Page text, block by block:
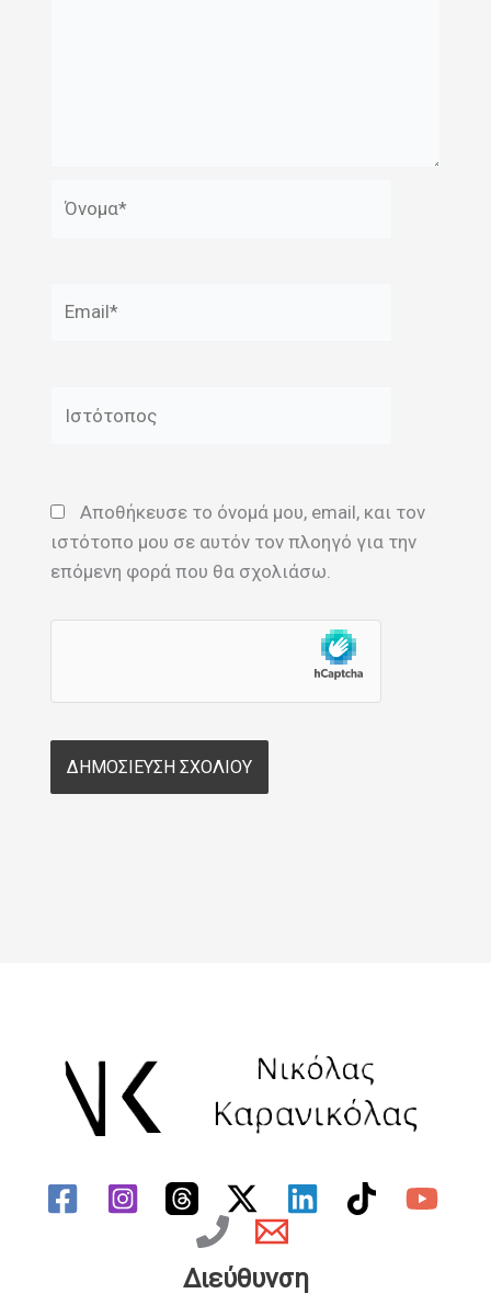
Αποθήκευσε το όνομά μου, email, και τον
ιστότοπο μου σε αυτόν τον πλοηγό για την
επόμενη φορά που θα σχολιάσω.
Διεύθυνση